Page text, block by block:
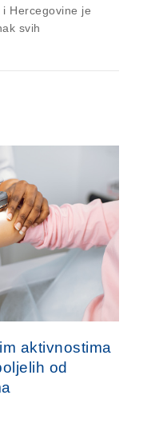
Hercegovine je
svih
aktivnostima
od